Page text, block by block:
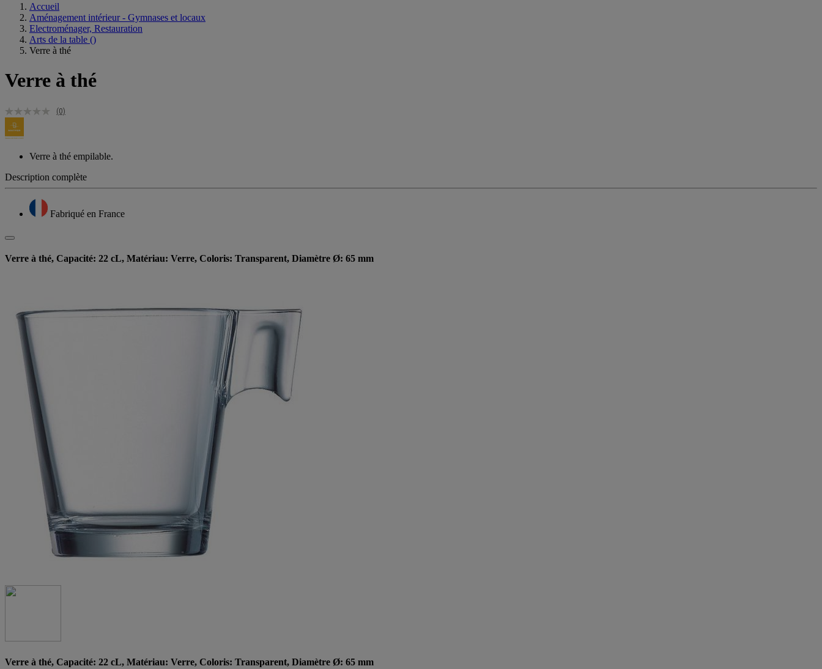
Accueil
Aménagement intérieur - Gymnases et locaux
Electroménager, Restauration
Arts de la table ()
Verre à thé
Verre à thé
(0)
Verre à thé empilable.
Description complète
Fabriqué en France
Verre à thé, Capacité: 22 cL, Matériau: Verre, Coloris: Transparent, Diamètre Ø: 65 mm
Verre à thé, Capacité: 22 cL, Matériau: Verre, Coloris: Transparent, Diamètre Ø: 65 mm